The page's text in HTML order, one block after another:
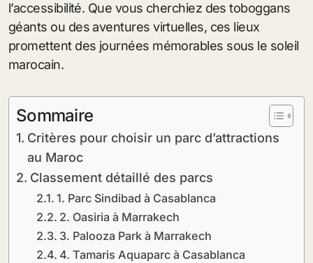
l’accessibilité. Que vous cherchiez des toboggans
géants ou des aventures virtuelles, ces lieux
promettent des journées mémorables sous le soleil
marocain.
Sommaire
Critères pour choisir un parc d’attractions
au Maroc
Classement détaillé des parcs
1. Parc Sindibad à Casablanca
2. Oasiria à Marrakech
3. Palooza Park à Marrakech
4. Tamaris Aquaparc à Casablanca